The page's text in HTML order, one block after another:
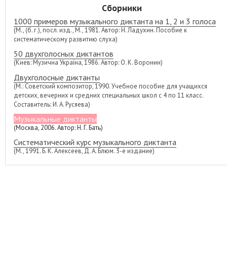
Сборники
1000 примеров музыкального диктанта на 1, 2 и 3 голоса
(М., (б. г.), посл. изд., М., 1981. Автор: Н. Ладухин. Пособие к
систематическому развитию слуха)
50 двухголосных диктантов
(Киев: Музична Україна, 1986. Автор: О. К. Воронин)
Двухголосные диктанты
(М.: Советский композитор, 1990. Учебное пособие для учащихся
детских, вечерних и средних специальных школ с 4 по 11 класс.
Составитель: И. А. Русяева)
Музыкальные диктанты
(Москва, 2006. Автор: Н. Г. Бать)
Систематический курс музыкального диктанта
(М., 1991. Б. К. Алексеев, Д. А. Блюм. 3-е издание)